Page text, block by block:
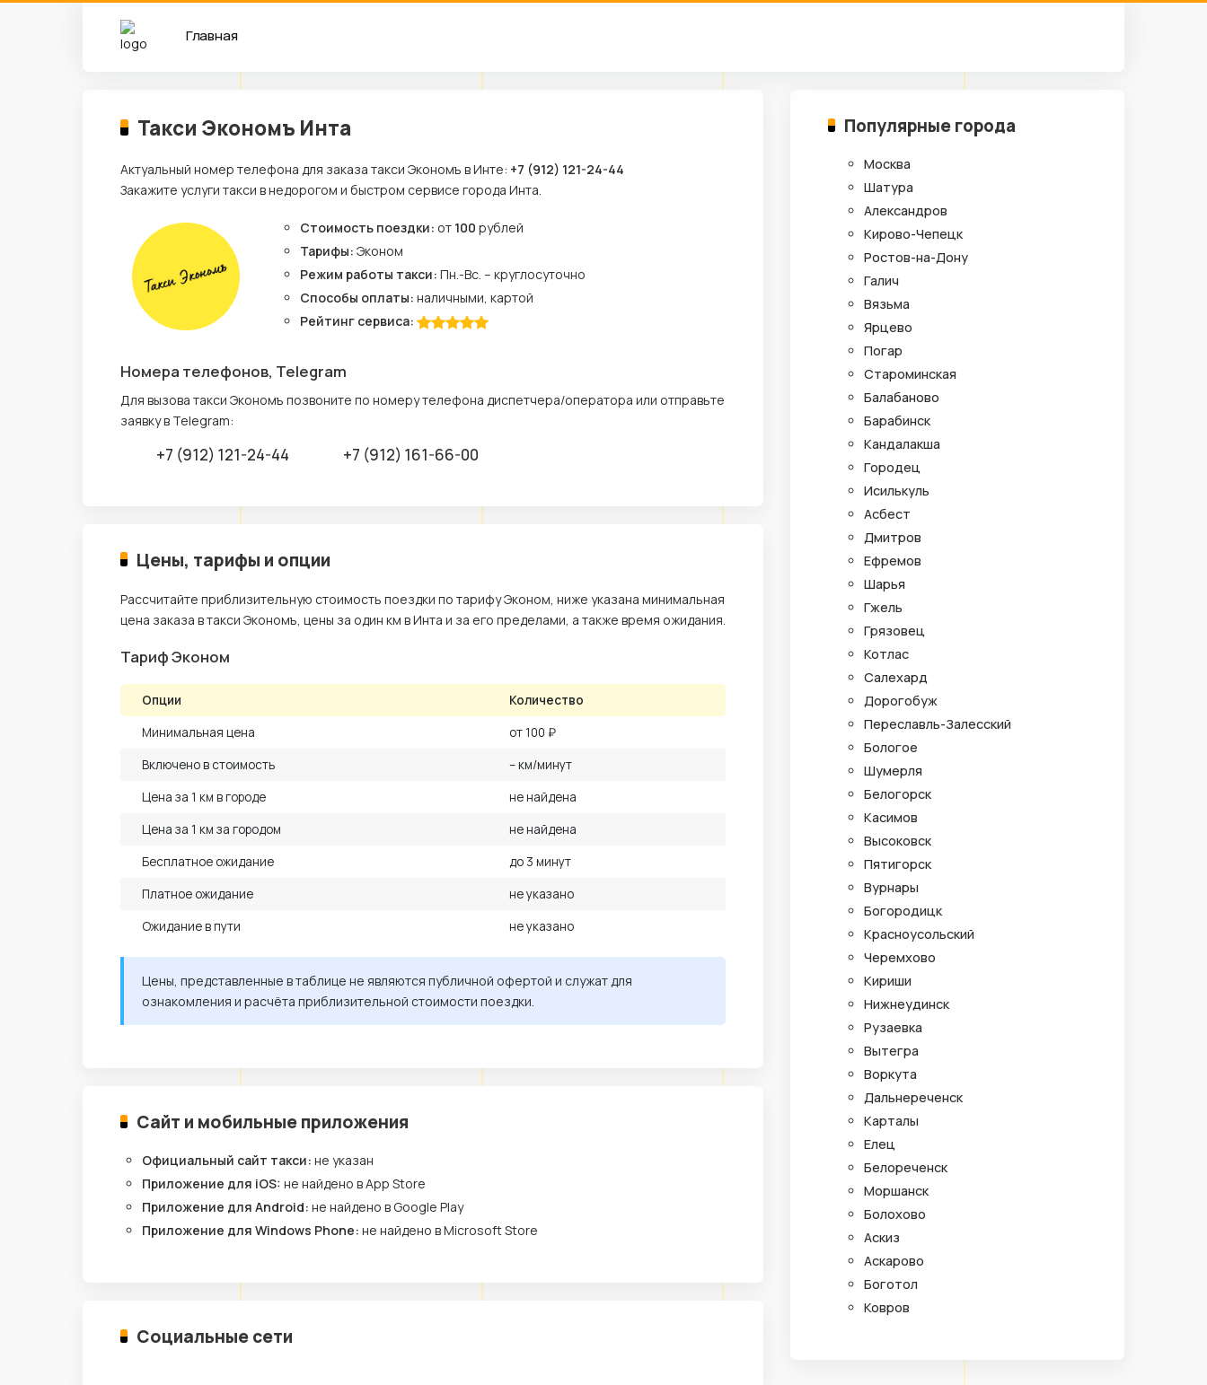
Главная
Такси Экономъ Инта
Актуальный номер телефона для заказа такси Экономъ в Инте: +7 (912) 121-24-44
Закажите услуги такси в недорогом и быстром сервисе города Инта.
Стоимость поездки: от 100 рублей
Тарифы:Эконом
Режим работы такси:Пн.-Вс. – круглосуточно
Способы оплаты:наличными, картой
Рейтинг сервиса:
Номера телефонов, Telegram
Для вызова такси Экономъ позвоните по номеру телефона диспетчера/оператора или отправьте
заявку в Telegram:
+7 (912) 121-24-44 +7 (912) 161-66-00
Цены, тарифы и опции
Рассчитайте приблизительную стоимость поездки по тарифу Эконом, ниже указана минимальная
цена заказа в такси Экономъ, цены за один км в Инта и за его пределами, а также время ожидания.
Тариф Эконом
Опции
Количество
Минимальная цена
от 100 ₽
Включено в стоимость
– км/минут
Цена за 1 км в городе
не найдена
Цена за 1 км за городом
не найдена
Бесплатное ожидание
до 3 минут
Платное ожидание
не указано
Ожидание в пути
не указано
Цены, представленные в таблице не являются публичной офертой и служат для
ознакомления и расчёта приблизительной стоимости поездки.
Сайт и мобильные приложения
Официальный сайт такси: не указан
Приложение для iOS: не найдено в App Store
Приложение для Android: не найдено в Google Play
Приложение для Windows Phone: не найдено в Microsoft Store
Социальные сети
Популярные города
Москва
Шатура
Александров
Кирово-Чепецк
Ростов-на-Дону
Галич
Вязьма
Ярцево
Погар
Староминская
Балабаново
Барабинск
Кандалакша
Городец
Исилькуль
Асбест
Дмитров
Ефремов
Шарья
Гжель
Грязовец
Котлас
Салехард
Дорогобуж
Переславль-Залесский
Бологое
Шумерля
Белогорск
Касимов
Высоковск
Пятигорск
Вурнары
Богородицк
Красноусольский
Черемхово
Кириши
Нижнеудинск
Рузаевка
Вытегра
Воркута
Дальнереченск
Карталы
Елец
Белореченск
Моршанск
Болохово
Аскиз
Аскарово
Боготол
Ковров